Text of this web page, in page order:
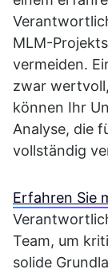
MLM-
vermeiden.
zwar
können Ihr
Analyse, die
vollständig
Erfahren Sie
Team, um
solide